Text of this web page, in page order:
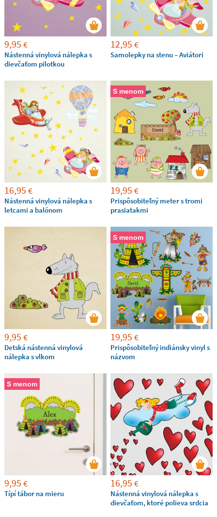
9,95 €
Nástenná vinylová nálepka s
dievčaťom pilotkou
12,95 €
Samolepky na stenu – Aviátori
16,95 €
Nástenná vinylová nálepka s
letcami a balónom
S menom
19,95 €
Prispôsobiteľný meter s tromi
prasiatakmi
9,95 €
Detská nástenná vinylová
nálepka s vlkom
S menom
19,95 €
Prispôsobiteľný indiánsky vinyl s
názvom
S menom
9,95 €
Típí tábor na mieru
16,95 €
Nástenná vinylová nálepka s
dievčaťom, ktoré polieva srdcia